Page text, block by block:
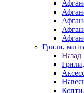
Грили,
Назад